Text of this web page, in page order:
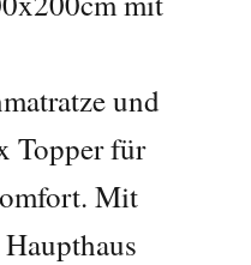
und
Topper für
Mit